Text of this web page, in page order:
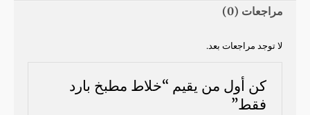
مراجعات (0)
لا توجد مراجعات بعد.
كن أول من يقيم “خلاط مطبخ بارد
فقط”